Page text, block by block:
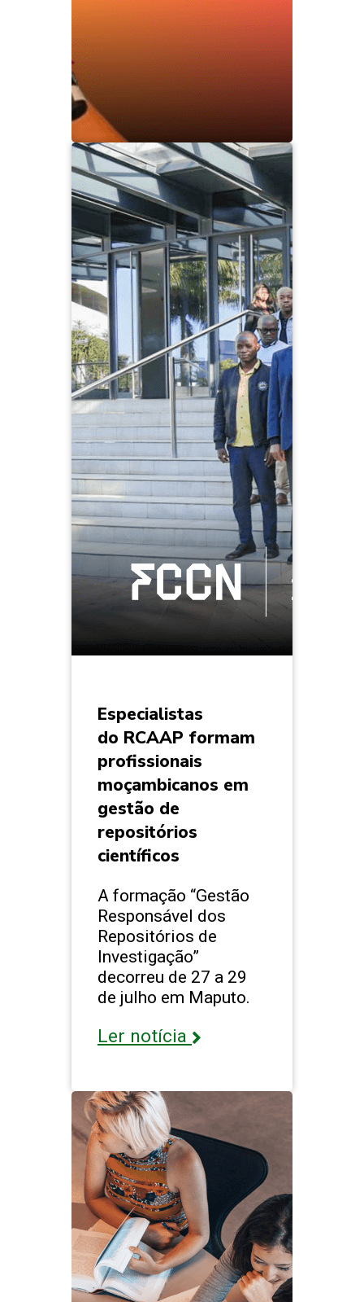
Especialistas
do RCAAP formam
profissionais
moçambicanos em
gestão de
repositórios
científicos
A formação “Gestão
Responsável dos
Repositórios de
Investigação”
decorreu de 27 a 29
de julho em Maputo.
Ler notícia